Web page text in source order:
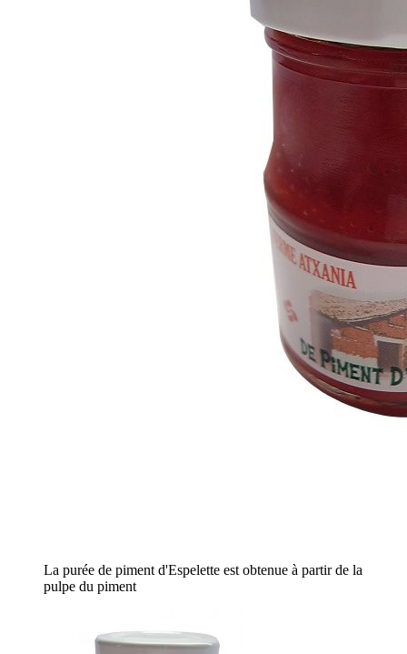
La purée de piment d'Espelette est obtenue à partir de la
pulpe du piment